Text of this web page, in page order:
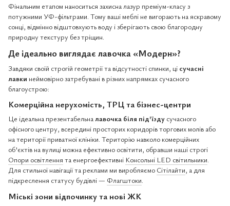
Фінальним етапом наноситься захисна лазур преміум-класу з
потужними УФ-фільтрами. Тому ваші меблі не вигорають на яскравому
сонці, відмінно відштовхують воду і зберігають свою благородну
природну текстуру без тріщин.
Де ідеально виглядає лавочка«Модерн»?
Завдяки своїй строгій геометрії та відсутності спинки, ці сучасні
лавки неймовірно затребувані в різних напрямках сучасного
благоустрою:
Комерційна нерухомість, ТРЦ та бізнес-центри
Це ідеальна презентабельналавочка біля під'їзду сучасного
офісного центру, всередині просторих коридорів торгових молів або
на території приватної клініки. Територію навколо комерційних
об'єктів на вулиці можна ефективно освітити, обравши наші строгі
Опори освітлення та енергоефективні Консольні LED світильники.
Для стильної навігації та реклами ми виробляємо Сітілайти, а для
підкреслення статусу будівлі — Флагштоки.
Міські зони відпочинку та нові ЖК